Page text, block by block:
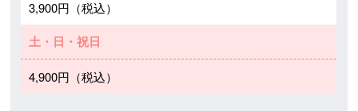
3,900円（税込）
土・日・祝日
4,900円（税込）